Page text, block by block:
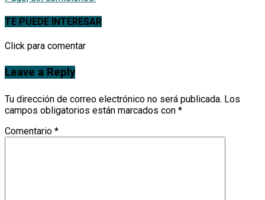
TE PUEDE INTERESAR
Click para comentar
Leave a Reply
Tu dirección de correo electrónico no será publicada. Los
campos obligatorios están marcados con *
Comentario *